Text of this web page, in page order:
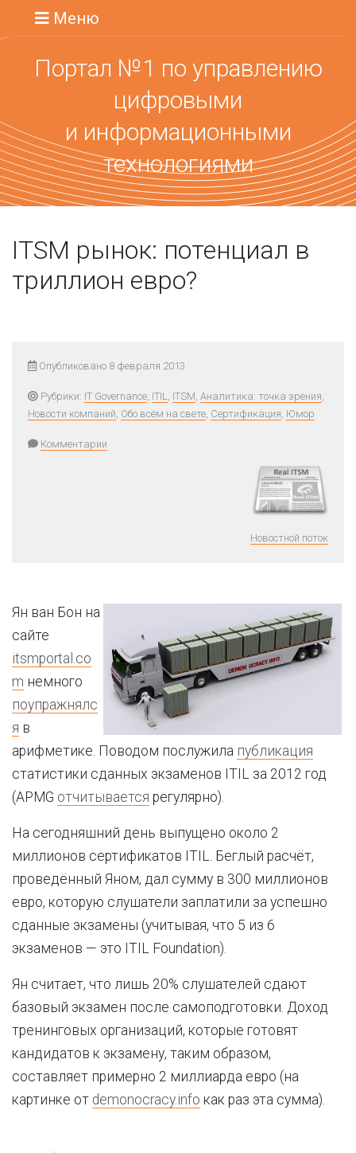
Меню
Портал №1 по управлению
цифровыми
и информационными
технологиями
ITSM рынок: потенциал в
триллион евро?
Опубликовано 8 февраля 2013
Рубрики: IT Governance, ITIL, ITSM, Аналитика: точка зрения,
Новости компаний, Обо всём на свете, Сертификация, Юмор
Комментарии
Новостной поток
Ян ван Бон на
сайте
itsmportal.co
m немного
поупражнялс
я в
арифметике. Поводом послужила публикация
статистики сданных экзаменов ITIL за 2012 год
(APMG отчитывается регулярно).
На сегодняшний день выпущено около 2
миллионов сертификатов ITIL. Беглый расчёт,
проведённый Яном, дал сумму в 300 миллионов
евро, которую слушатели заплатили за успешно
сданные экзамены (учитывая, что 5 из 6
экзаменов — это ITIL Foundation).
Ян считает, что лишь 20% слушателей сдают
базовый экзамен после самоподготовки. Доход
тренинговых организаций, которые готовят
кандидатов к экзамену, таким образом,
составляет примерно 2 миллиарда евро (на
картинке от demonocracy.info как раз эта сумма).